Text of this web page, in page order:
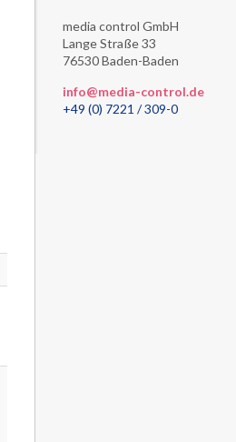
media control GmbH
Lange Straße 33
76530 Baden-Baden
info@media-control.de
+49 (0) 7221 / 309-0